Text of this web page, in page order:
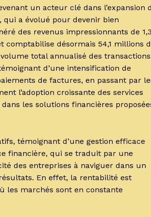
un acteur clé dans l’expansion
qui a évolué pour devenir bien
des revenus impressionnants de 1,3
comptabilise désormais 54,1 millions
total annualisé des transactions
d’une intensification de
de factures, en passant par
l’adoption croissante des services
les solutions financières
témoignant d’une gestion efficace
financière, qui se traduit par une
des entreprises à naviguer dans un
En effet, la rentabilité est
les marchés sont en constante